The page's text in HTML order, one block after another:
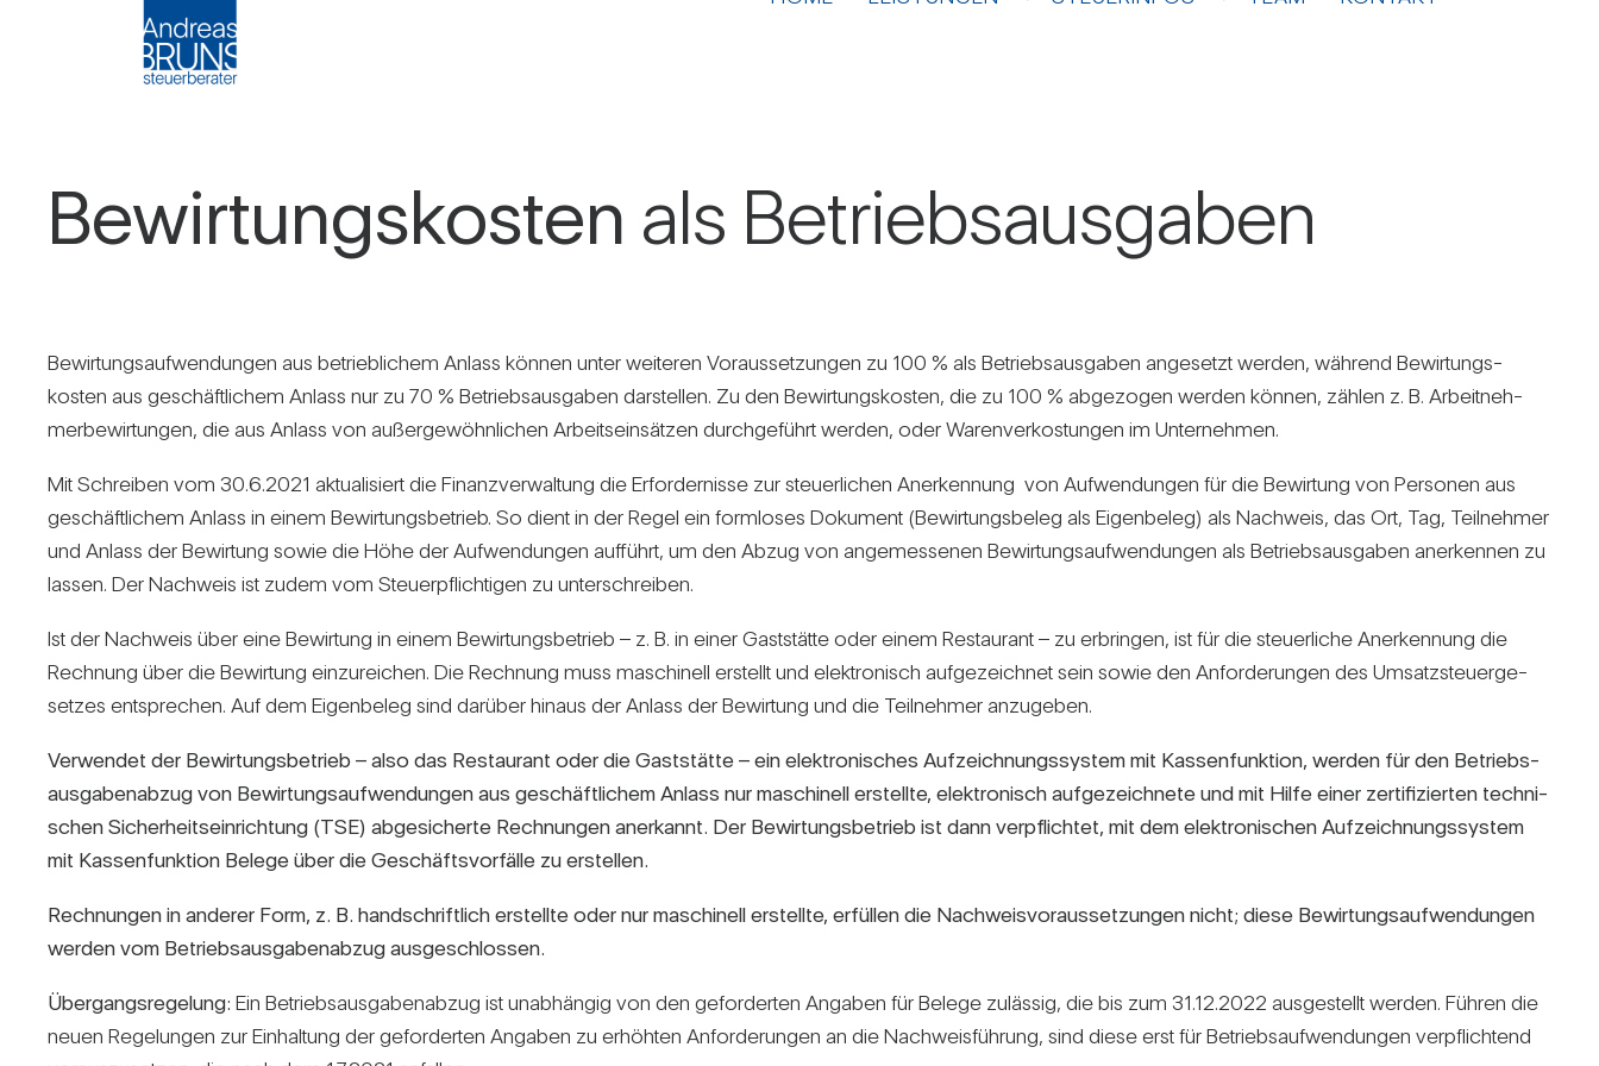
Bewir­tungs­kosten als Betriebs­aus­gaben
Bewir­tungs­auf­wen­dungen aus betrieb­li­chem Anlass können unter wei­teren Vor­aus­set­zungen zu 100 % als Betriebs­aus­gaben ange­setzt werden, wäh­rend Bewir­tungs­
kosten aus geschäft­li­chem Anlass nur zu 70 % Betriebs­aus­gaben dar­stellen. Zu den Bewir­tungs­kosten, die zu 100 % abge­zogen werden können, zählen z. B. Arbeit­neh­
mer­be­wir­tungen, die aus Anlass von außer­ge­wöhn­li­chen Arbeits­ein­sätzen durch­ge­führt werden, oder Waren­ver­kos­tungen im Unter­nehmen.
Mit Schreiben vom 30.6.2021 aktua­li­siert die Finanz­ver­wal­tung die Erfor­der­nisse zur steu­er­li­chen Aner­ken­nung von Auf­wen­dungen für die Bewir­tung von Per­sonen aus
geschäft­li­chem Anlass in einem Bewir­tungs­be­trieb. So dient in der Regel ein form­loses Doku­ment (Bewir­tungs­beleg als Eigen­beleg) als Nach­weis, das Ort, Tag, Teil­nehmer
und Anlass der Bewir­tung sowie die Höhe der Auf­wen­dungen auf­führt, um den Abzug von ange­mes­senen Bewir­tungs­auf­wen­dungen als Betriebs­aus­gaben aner­kennen zu
lassen. Der Nach­weis ist zudem vom Steu­er­pflich­tigen zu unter­schreiben.
Ist der Nach­weis über eine Bewir­tung in einem Bewir­tungs­be­trieb – z. B. in einer Gast­stätte oder einem Restau­rant – zu erbringen, ist für die steu­er­liche Aner­ken­nung die
Rech­nung über die Bewir­tung ein­zu­rei­chen. Die Rech­nung muss maschi­nell erstellt und elek­tro­nisch auf­ge­zeichnet sein sowie den Anfor­de­rungen des Umsatz­steu­er­ge­
setzes ent­spre­chen. Auf dem Eigen­beleg sind dar­über hinaus der Anlass der Bewir­tung und die Teil­nehmer anzu­geben.
Ver­wendet der Bewir­tungs­be­trieb – also das Restau­rant oder die Gast­stätte – ein elek­tro­ni­sches Auf­zeich­nungs­system mit Kas­sen­funk­tion, werden für den Betriebs­
aus­ga­ben­abzug von Bewir­tungs­auf­wen­dungen aus geschäft­li­chem Anlass nur maschi­nell erstellte, elek­tro­nisch auf­ge­zeich­nete und mit Hilfe einer zer­ti­fi­zierten tech­ni­
schen Sicher­heits­ein­rich­tung (TSE) abge­si­cherte Rech­nungen aner­kannt. Der Bewir­tungs­be­trieb ist dann ver­pflichtet, mit dem elek­tro­ni­schen Auf­zeich­nungs­system
mit Kas­sen­funk­tion Belege über die Geschäfts­vor­fälle zu erstellen.
Rech­nungen in anderer Form, z. B. hand­schrift­lich erstellte oder nur maschi­nell erstellte, erfüllen die Nach­weis­vor­aus­set­zungen nicht; diese Bewir­tungs­auf­wen­dungen
werden vom Betriebs­aus­ga­ben­abzug aus­ge­schlossen.
Über­gangs­re­ge­lung: Ein Betriebs­aus­ga­ben­abzug ist unab­hängig von den gefor­derten Angaben für Belege zulässig, die bis zum 31.12.2022 aus­ge­stellt werden. Führen die
neuen Rege­lungen zur Ein­hal­tung der gefor­derten Angaben zu erhöhten Anfor­de­rungen an die Nach­weis­füh­rung, sind diese erst für Betriebs­auf­wen­dungen ver­pflich­tend